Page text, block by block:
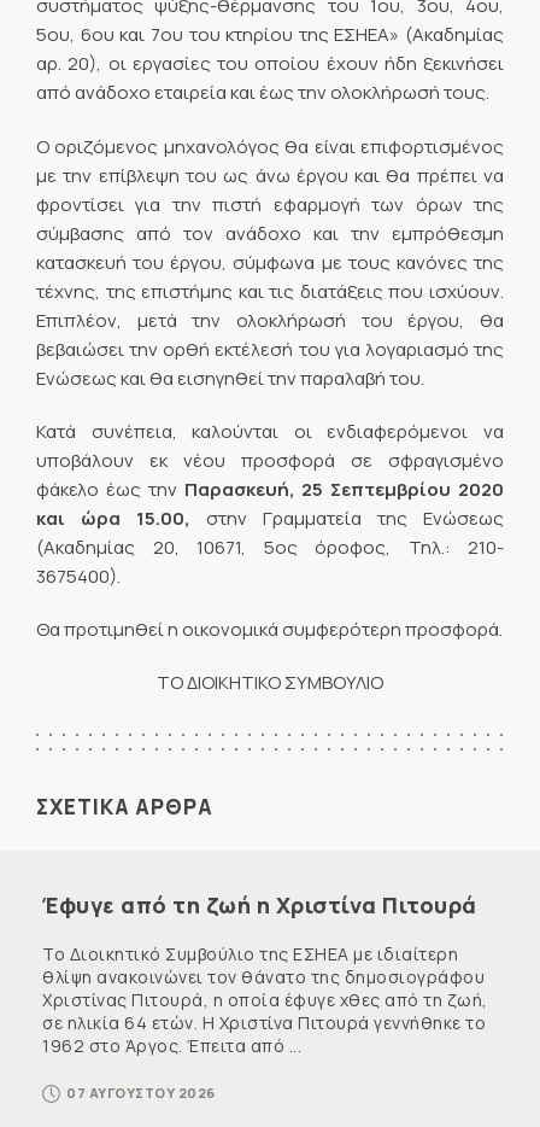
συστήματος ψύξης-θέρμανσης του 1ου, 3ου, 4ου,
5ου, 6ου και 7ου του κτηρίου της ΕΣΗΕΑ» (Ακαδημίας
αρ. 20), οι εργασίες του οποίου έχουν ήδη ξεκινήσει
από ανάδοχο εταιρεία και έως την ολοκλήρωσή τους.
Ο οριζόμενος μηχανολόγος θα είναι επιφορτισμένος
με την επίβλεψη του ως άνω έργου και θα πρέπει να
φροντίσει για την πιστή εφαρμογή των όρων της
σύμβασης από τον ανάδοχο και την εμπρόθεσμη
κατασκευή του έργου, σύμφωνα με τους κανόνες της
τέχνης, της επιστήμης και τις διατάξεις που ισχύουν.
Επιπλέον, μετά την ολοκλήρωσή του έργου, θα
βεβαιώσει την ορθή εκτέλεσή του για λογαριασμό της
Ενώσεως και θα εισηγηθεί την παραλαβή του.
Κατά συνέπεια, καλούνται οι ενδιαφερόμενοι να
υποβάλουν εκ νέου προσφορά σε σφραγισμένο
φάκελο έως την Παρασκευή, 25 Σεπτεμβρίου 2020
και ώρα 15.00, στην Γραμματεία της Ενώσεως
(Ακαδημίας 20, 10671, 5ος όροφος, Τηλ.: 210-
3675400).
Θα προτιμηθεί η οικονομικά συμφερότερη προσφορά.
ΤΟ ΔΙΟΙΚΗΤΙΚΟ ΣΥΜΒΟΥΛΙΟ
ΣΧΕΤΙΚΑ ΑΡΘΡΑ
Έφυγε από τη ζωή η Χριστίνα Πιτουρά
Το Διοικητικό Συμβούλιο της ΕΣΗΕΑ με ιδιαίτερη
θλίψη ανακοινώνει τον θάνατο της δημοσιογράφου
Χριστίνας Πιτουρά, η οποία έφυγε χθες από τη ζωή,
σε ηλικία 64 ετών. Η Χριστίνα Πιτουρά γεννήθηκε το
1962 στο Άργος. Έπειτα από ...
07 ΑΥΓΟΥΣΤΟΥ 2026